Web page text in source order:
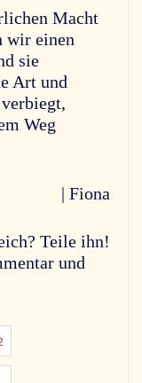
Macht
wir einen
sie
Art und
Weg
| Fiona
Teile ihn!
und